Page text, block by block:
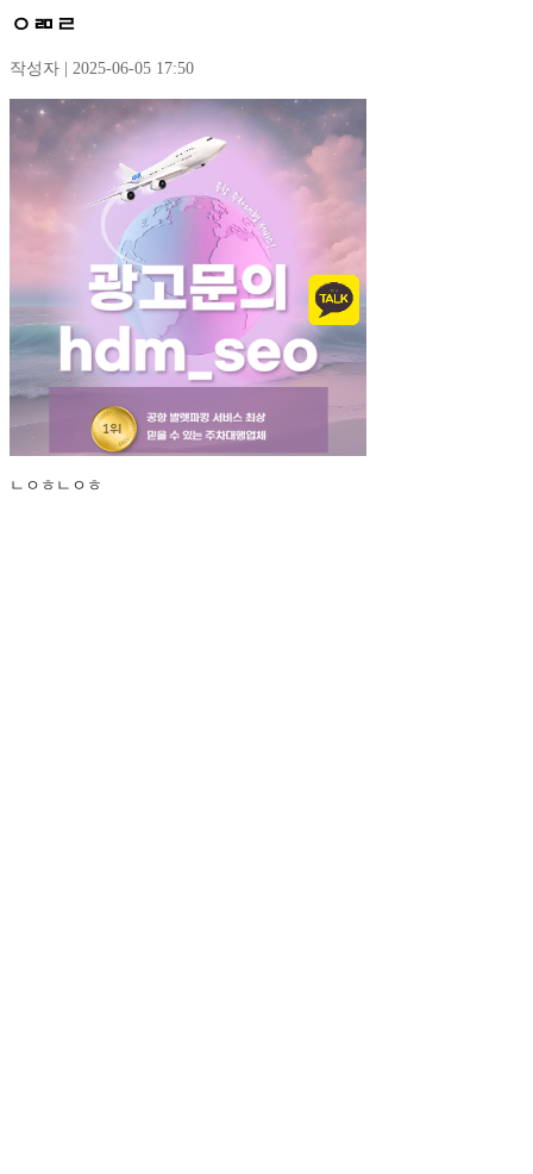
ㅇㄻㄹ
작성자 | 2025-06-05 17:50
ㄴㅇㅎㄴㅇㅎ